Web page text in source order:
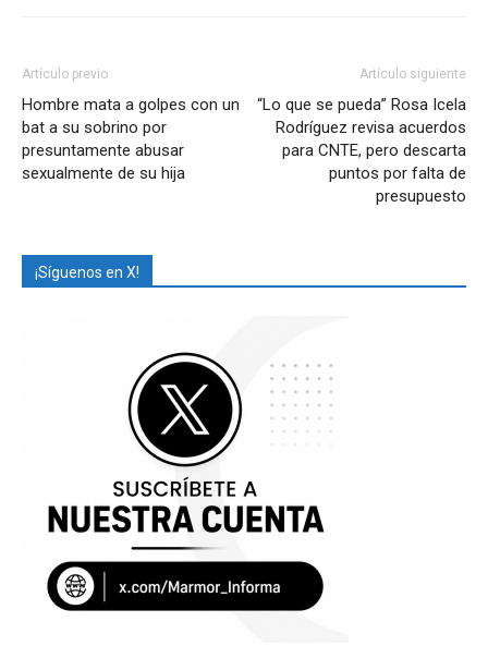
Artículo previo
Hombre mata a golpes con un
bat a su sobrino por
presuntamente abusar
sexualmente de su hija
Artículo siguiente
“Lo que se pueda” Rosa Icela
Rodríguez revisa acuerdos
para CNTE, pero descarta
puntos por falta de
presupuesto
¡Síguenos en X!